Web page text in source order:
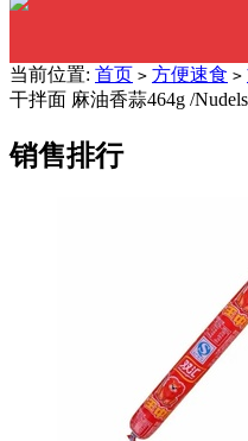
当前位置: 首页 > 方便速食 >
干拌面 麻油香蒜464g /
销售排行